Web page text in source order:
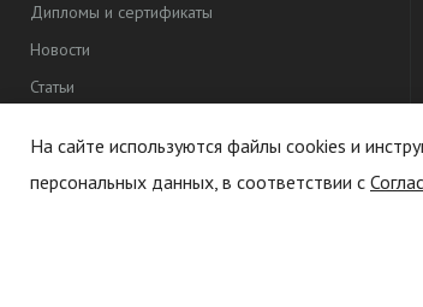
Дипломы и сертификаты
Новости
Статьи
Политика обработки персональных данных
На сайте используются файлы cookies и
персональных данных, в соответствии с